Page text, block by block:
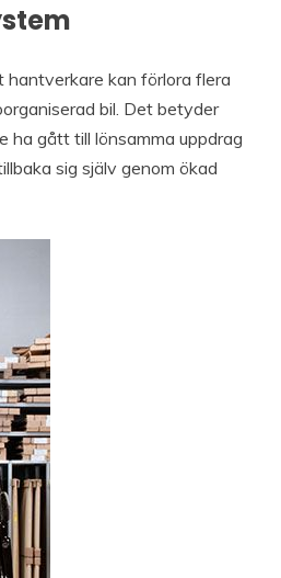
hantverkare kan förlora flera
bil. Det betyder
ha gått till lönsamma uppdrag
sig själv genom ökad